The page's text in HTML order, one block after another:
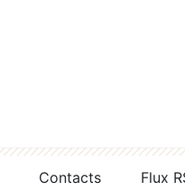
Contacts
Flux